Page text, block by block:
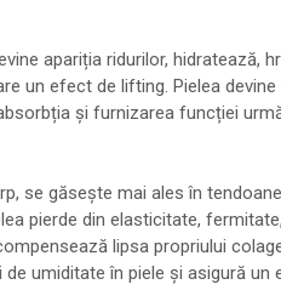
apariția ridurilor, hidratează,
un efect de lifting. Pielea devine
și furnizarea funcției
se găsește mai ales în
pierde din elasticitate,
lipsa propriului
umiditate în piele și asigură un